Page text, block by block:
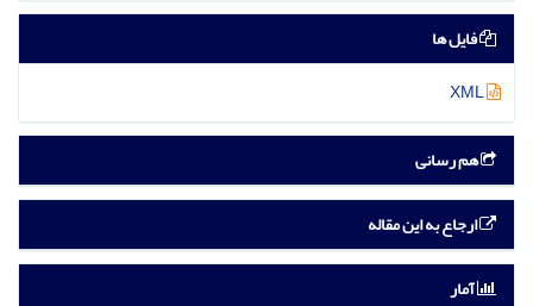
فایل ها
هم رسانی
ارجاع به این مقاله
آمار